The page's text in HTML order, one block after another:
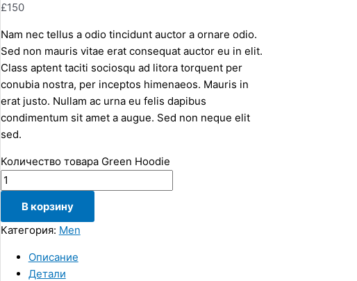
£150
Nam nec tellus a odio tincidunt auctor a ornare odio.
Sed non mauris vitae erat consequat auctor eu in elit.
Class aptent taciti sociosqu ad litora torquent per
conubia nostra, per inceptos himenaeos. Mauris in
erat justo. Nullam ac urna eu felis dapibus
condimentum sit amet a augue. Sed non neque elit
sed.
Количество товара Green Hoodie
В корзину
Категория: Men
Описание
Детали